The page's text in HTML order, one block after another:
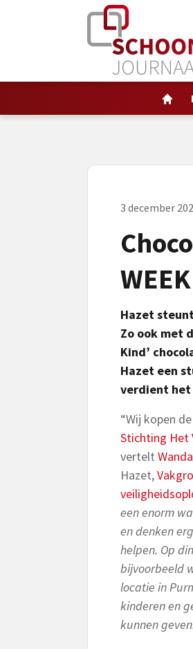
3 december
Hazet
Zo ook met
Kind’
Hazet een
verdient het
“Wij kopen
Stichting Het
vertelt
Hazet,
een enorm
en denken
helpen. Op
bijvoorbeeld
locatie in
kinderen en
kunnen